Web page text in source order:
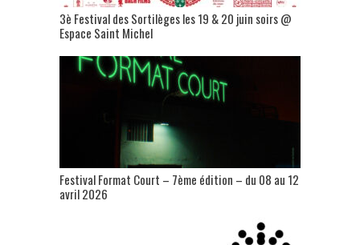
3è Festival des Sortilèges les 19 & 20 juin soirs @
Espace Saint Michel
Festival Format Court – 7ème édition – du 08 au 12
avril 2026